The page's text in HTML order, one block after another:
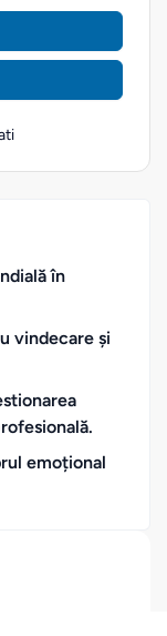
în
vindecare și
emoțional